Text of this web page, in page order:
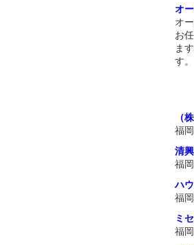
オ
オ
お
ま
す。
（
福
清
福
ハ
福
ミ
福